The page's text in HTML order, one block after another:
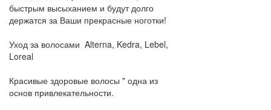
быстрым высыханием и будут долго
держатся за Ваши прекрасные ноготки!
Уход за волосами Alterna, Kedra, Lebel,
Loreal
Красивые здоровые волосы " одна из
основ привлекательности.